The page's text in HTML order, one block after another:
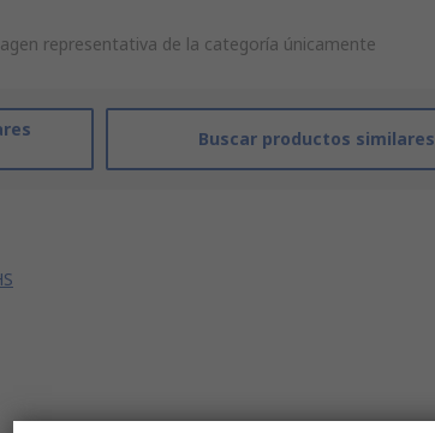
representativa de la categoría únicamente
Buscar productos similares